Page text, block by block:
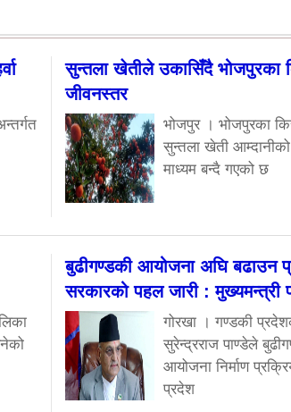
सुन्तला खेतीले उकासिँदै भोजपुरका
जीवनस्तर
भोजपुर । भोजपुरका
सुन्तला खेती आम्दानीको
माध्यम बन्दै गएको छ
बुढीगण्डकी आयोजना अघि बढाउन
सरकारको पहल जारी : मुख्यमन्त्री
गोरखा । गण्डकी
सुरेन्द्रराज पाण्डेले
आयोजना निर्माण
प्रदेश